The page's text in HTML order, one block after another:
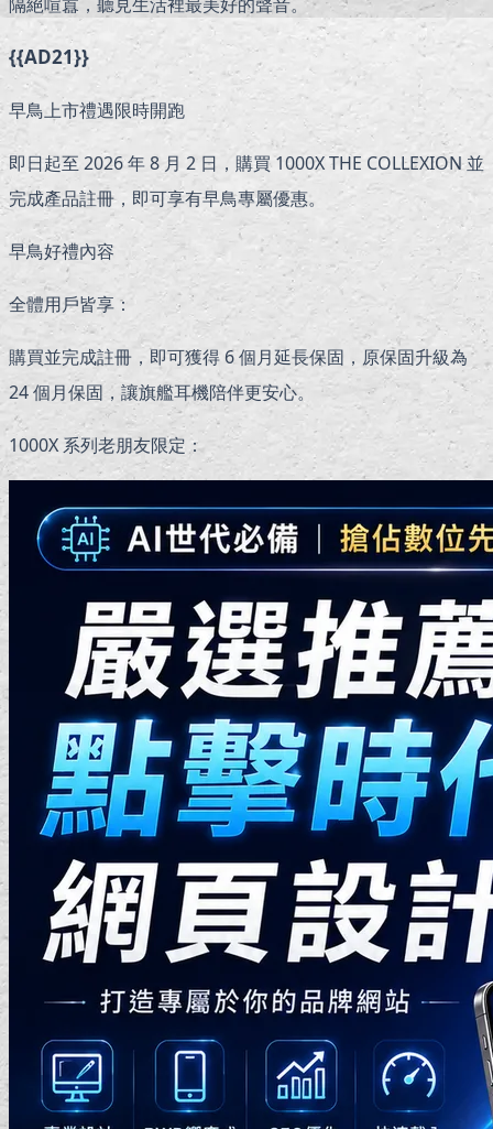
{{AD21}}
早鳥上市禮遇限時開跑
即日起至 2026 年 8 月 2 日，購買 1000X THE COLLEXION 並
完成產品註冊，即可享有早鳥專屬優惠。
早鳥好禮內容
全體用戶皆享：
購買並完成註冊，即可獲得 6 個月延長保固，原保固升級為
24 個月保固，讓旗艦耳機陪伴更安心。
1000X 系列老朋友限定：